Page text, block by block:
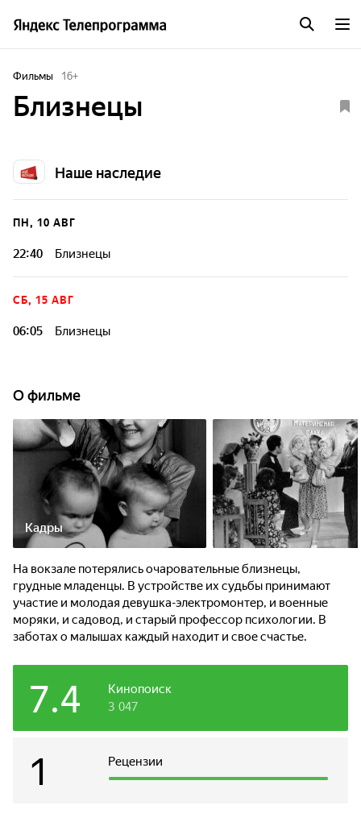
Фильмы 16+
Близнецы
Наше наследие
ПН, 10 АВГ
22:40 Близнецы
СБ, 15 АВГ
06:05 Близнецы
О фильме
Кадры
На вокзале потерялись очаровательные близнецы,
грудные младенцы. В устройстве их судьбы принимают
участие и молодая девушка-электромонтер, и военные
моряки, и садовод, и старый профессор психологии. В
заботах о малышах каждый находит и свое счастье.
Кинопоиск
7.4 3 047
Рецензии
1